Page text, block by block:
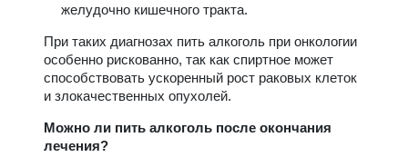
желудочно кишечного тракта.
При таких диагнозах пить алкоголь при онкологии
особенно рискованно, так как спиртное может
способствовать ускоренный рост раковых клеток
и злокачественных опухолей.
Можно ли пить алкоголь после окончания
лечения?